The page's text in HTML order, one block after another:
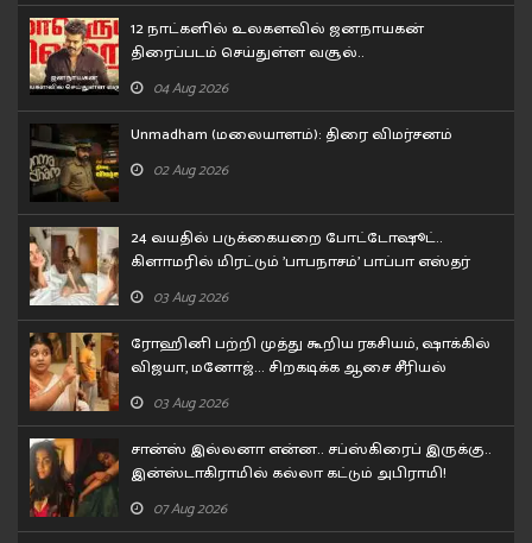
12 நாட்களில் உலகளவில் ஜனநாயகன்
திரைப்படம் செய்துள்ள வசூல்..
04 Aug 2026
Unmadham (மலையாளம்): திரை விமர்சனம்
02 Aug 2026
24 வயதில் படுக்கையறை போட்டோஷூட்..
கிளாமரில் மிரட்டும் 'பாபநாசம்' பாப்பா எஸ்தர்
அனில்!
03 Aug 2026
ரோஹினி பற்றி முத்து கூறிய ரகசியம், ஷாக்கில்
விஜயா, மனோஜ்... சிறகடிக்க ஆசை சீரியல்
எபிசோட்
03 Aug 2026
சான்ஸ் இல்லனா என்ன.. சப்ஸ்கிரைப் இருக்கு..
இன்ஸ்டாகிராமில் கல்லா கட்டும் அபிராமி!
07 Aug 2026